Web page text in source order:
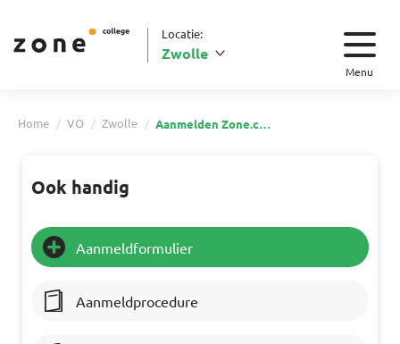
Locatie:
Zwolle
Menu
Home VO Zwolle Aanmelden Zone.college Zwolle
Ook handig
Aanmeldformulier
Aanmeldprocedure